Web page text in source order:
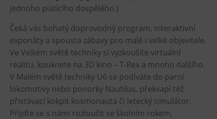
Heligonka
HopJump
Lezecká stěna
Národní zemědělské muzeum
Fajna Dilna
FUTUREUM
Prohlídky
jednoho platícího dospělého.)
Čeká vás bohatý doprovodný program, interaktivní
exponáty a spousta zábavy pro malé i velké objevitele.
Ve Velkém světě techniky si vyzkoušíte virtuální
realitu, kouknete na 3D kino – T-Rex a mnoho dalšího.
V Malém světě techniky U6 se podíváte do parní
lokomotivy nebo ponorky Nautilus, překvapí též
přistávací kokpit kosmonauta či letecký simulátor.
Přijďte se s námi rozloučit se školním rokem,